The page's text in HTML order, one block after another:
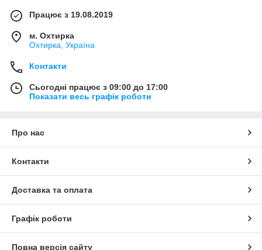
Працює з 19.08.2019
м. Охтирка
Охтирка, Україна
Контакти
Сьогодні працює з 09:00 до 17:00
Показати весь графік роботи
Про нас
Контакти
Доставка та оплата
Графік роботи
Повна версія сайту